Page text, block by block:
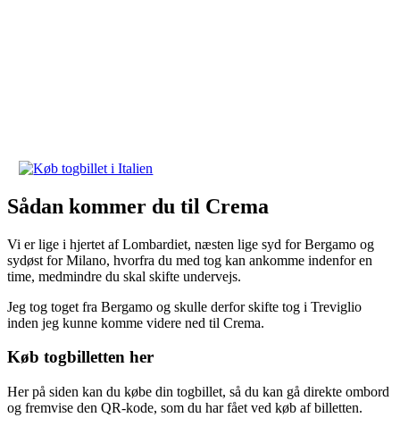
Sådan kommer du til Crema
Vi er lige i hjertet af Lombardiet, næsten lige syd for Bergamo og
sydøst for Milano, hvorfra du med tog kan ankomme indenfor en
time, medmindre du skal skifte undervejs.
Jeg tog toget fra Bergamo og skulle derfor skifte tog i Treviglio
inden jeg kunne komme videre ned til Crema.
Køb togbilletten her
Her på siden kan du købe din togbillet, så du kan gå direkte ombord
og fremvise den QR-kode, som du har fået ved køb af billetten.